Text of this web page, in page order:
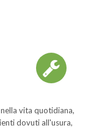
vita quotidiana,
dovuti all'usura,